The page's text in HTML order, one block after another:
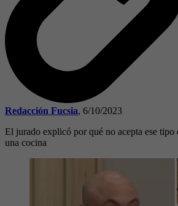
Redacción Fucsia, 6/10/2023
El jurado explicó por qué no acepta ese tipo
una cocina